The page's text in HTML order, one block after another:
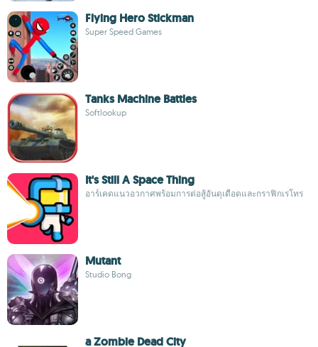
Flying Hero Stickman
Super Speed Games
Tanks Machine Battles
Softlookup
It's Still A Space Thing
อาร์เคดแนวอวกาศพร้อมการต่อสู้อันดุเดือดและกราฟิกเรโทร
Mutant
Studio Bong
a Zombie Dead City